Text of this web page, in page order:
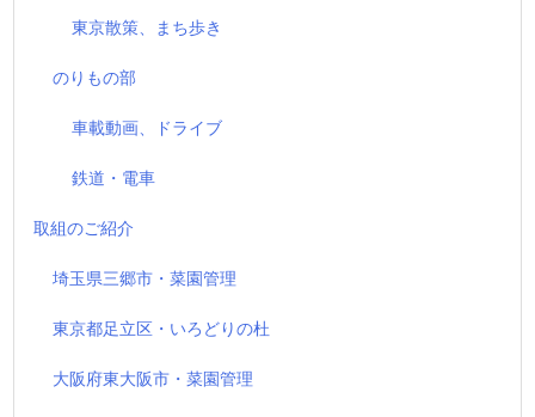
東京散策、まち歩き
のりもの部
車載動画、ドライブ
鉄道・電車
取組のご紹介
埼玉県三郷市・菜園管理
東京都足立区・いろどりの杜
大阪府東大阪市・菜園管理